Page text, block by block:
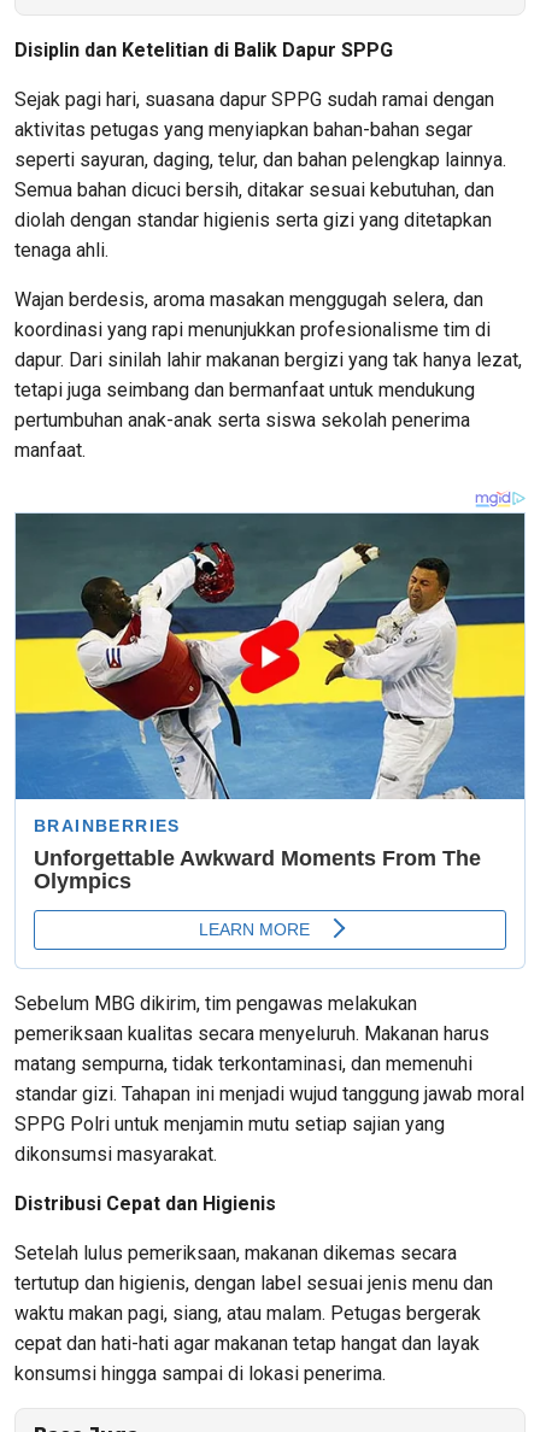
Disiplin dan Ketelitian di Balik Dapur SPPG
Sejak pagi hari, suasana dapur SPPG sudah ramai dengan
aktivitas petugas yang menyiapkan bahan-bahan segar
seperti sayuran, daging, telur, dan bahan pelengkap lainnya.
Semua bahan dicuci bersih, ditakar sesuai kebutuhan, dan
diolah dengan standar higienis serta gizi yang ditetapkan
tenaga ahli.
Wajan berdesis, aroma masakan menggugah selera, dan
koordinasi yang rapi menunjukkan profesionalisme tim di
dapur. Dari sinilah lahir makanan bergizi yang tak hanya lezat,
tetapi juga seimbang dan bermanfaat untuk mendukung
pertumbuhan anak-anak serta siswa sekolah penerima
manfaat.
Sebelum MBG dikirim, tim pengawas melakukan
pemeriksaan kualitas secara menyeluruh. Makanan harus
matang sempurna, tidak terkontaminasi, dan memenuhi
standar gizi. Tahapan ini menjadi wujud tanggung jawab moral
SPPG Polri untuk menjamin mutu setiap sajian yang
dikonsumsi masyarakat.
Distribusi Cepat dan Higienis
Setelah lulus pemeriksaan, makanan dikemas secara
tertutup dan higienis, dengan label sesuai jenis menu dan
waktu makan pagi, siang, atau malam. Petugas bergerak
cepat dan hati-hati agar makanan tetap hangat dan layak
konsumsi hingga sampai di lokasi penerima.